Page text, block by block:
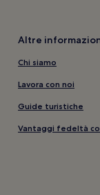
vicinanze
Altre
Chi siamo
Lavora con noi
Guide turistiche
Vantaggi fedeltà